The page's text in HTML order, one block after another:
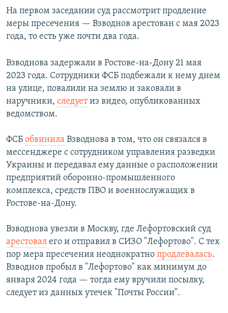
На первом заседании суд рассмотрит продление
меры пресечения — Взводнов арестован с мая 2023
года, то есть уже почти два года.
Взводнова задержали в Ростове-на-Дону 21 мая
2023 года. Сотрудники ФСБ подбежали к нему днем
на улице, повалили на землю и заковали в
наручники, следуетиз видео, опубликованных
ведомством.
ФСБ обвинила Взводнова в том, что он связался в
мессенджере с сотрудником управления разведки
Украины и передавал ему данные о расположении
предприятий оборонно-промышленного
комплекса, средств ПВО и военнослужащих в
Ростове-на-Дону.
Взводнова увезли в Москву, где Лефортовский суд
арестовал его и отправил в СИЗО "Лефортово". С тех
пор мера пресечения неоднократно продлевалась.
Взводнов пробыл в "Лефортово" как минимум до
января 2024 года — тогда ему вручили посылку,
следует из данных утечек "Почты России".